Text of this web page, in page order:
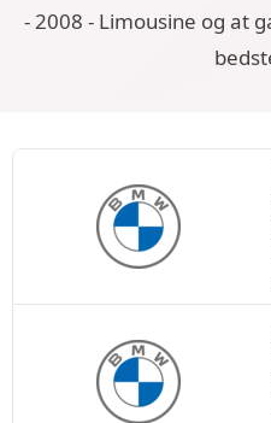
- 2008 - Limousine og at